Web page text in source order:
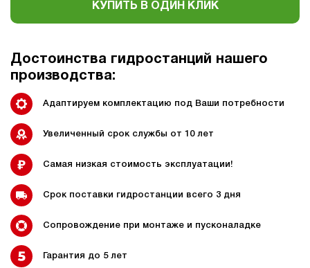
КУПИТЬ В ОДИН КЛИК
Достоинства гидростанций нашего
производства:
Адаптируем комплектацию под Ваши потребности
Увеличенный срок службы от 10 лет
Самая низкая стоимость эксплуатации!
Срок поставки гидростанции всего 3 дня
Сопровождение при монтаже и пусконаладке
Гарантия до 5 лет